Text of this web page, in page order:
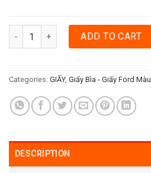
GIẤY BÌA MÀU MỸ A3 ĐỊNH
ADD TO CART
Categories: GIẤY, Giấy Bìa - Giấy Ford Màu
DESCRIPTION